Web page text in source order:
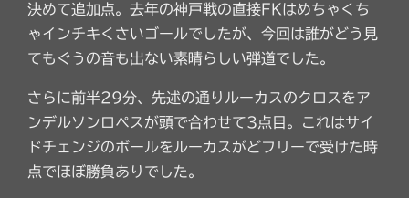
決めて追加点。去年の神戸戦の直接FKはめちゃくち
ゃインチキくさいゴールでしたが、今回は誰がどう見
てもぐうの音も出ない素晴らしい弾道でした。
さらに前半29分、先述の通りルーカスのクロスをア
ンデルソンロペスが頭で合わせて3点目。これはサイ
ドチェンジのボールをルーカスがどフリーで受けた時
点でほぼ勝負ありでした。